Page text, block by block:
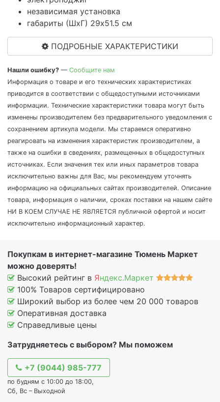
независимая установка
габариты (ШхГ) 29x51.5 см
ПОДРОБНЫЕ ХАРАКТЕРИСТИКИ
Нашли ошибку? — Сообщите нам
Информация о товаре и его технических характеристиках
приводится в соответствии с общедоступными источниками
информации. Технические характеристики товара могут быть
изменены производителем без предварительного уведомления с
сохранением артикула модели. Мы стараемся оперативно
реагировать на изменения характеристик производителем, а
также на ошибки в сведениях, размещенных в общедоступных
источниках. Если значения тех или иных параметров товара
исключительно важны для Вас, мы рекомендуем уточнять
информацию на официальных сайтах производителей. Описание
товара, информация о наличии, сроках поставки на нашем сайте
НИ В КОЕМ СЛУЧАЕ НЕ ЯВЛЯЕТСЯ публичной офертой и носит
исключительно информационный характер.
Покупкам в интернет-магазине Тюмень Маркет
можно доверять!
Высокий рейтинг в Яндекс.Маркет
100% Товаров сертифицировано
Широкий выбор из более чем 20 000 товаров
Оперативная доставка
Справедливые цены
Затрудняетесь с выбором? Мы поможем
+7 (9044) 985-777
по будням с 10:00 до 18:00,
Сб, Вс – Выходной